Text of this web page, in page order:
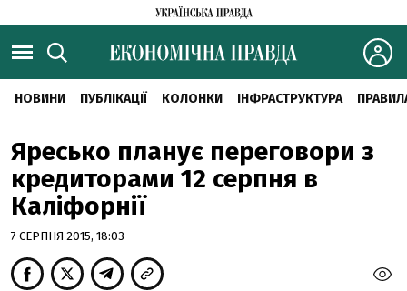
НОВИНИ ПУБЛІКАЦІЇ КОЛОНКИ ІНФРАСТРУКТУРА
Яресько планує переговори з
кредиторами 12 серпня в
Каліфорнії
7 СЕРПНЯ 2015, 18:03